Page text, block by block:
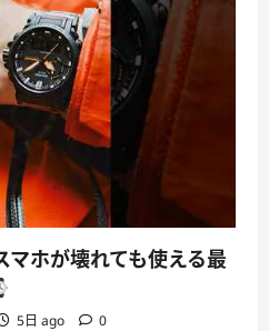
マホが壊れても使える最
5日 ago 0